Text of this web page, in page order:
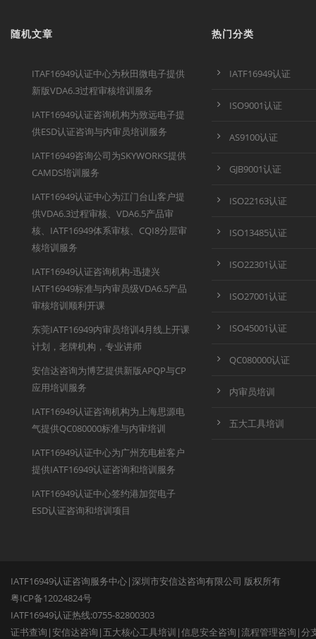
随机文章
ITAF16949认证中心为秋田微电子提供
新版VDA6.3过程审核培训服务
IATF16949认证咨询机构为致远电子提
供ESD认证咨询与内审员培训服务
IATF16949咨询公司为SKYWORKS提供
CAMDS培训服务
IATF16949认证中心为江门台山客户提
供VDA6.3过程审核、VDA6.5产品审
核、IATF16949体系审核、CQI8分层审
核培训服务
IATF16949认证咨询机构-迅捷兴
IATF16949标准与内审员级VDA6.5产品
审核培训顺利开课
东莞IATF16949内审员培训4月线上开课
计划，老牌机构，专业讲师
安信达咨询为博艺提供新版APQP与CP
应用培训服务
IATF16949认证咨询机构为上海思源电
气提供QC080000标准与内审培训
IATF16949认证中心为广州充电桩客户
提供IATF16949认证咨询和培训服务
IATF16949认证中心签约港加贺电子
ESD认证咨询和培训项目
热门分类
IATF16949认证
ISO9001认证
AS9100认证
GJB9001认证
ISO22163认证
ISO13485认证
ISO22301认证
ISO27001认证
ISO45001认证
QC080000认证
内审员培训
五大工具培训
IATF16949认证咨询服务中心|深圳市安信达咨询有限公司 版权所有
粤ICP备12024824号
IATF16949认证热线:0755-82800303
证书查询 |安信达咨询 | 五大核心工具培训 |信息安全咨询 |流程管理咨询 |分